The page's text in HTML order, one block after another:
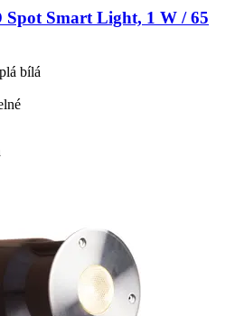
Spot Smart Light, 1 W / 65
bílá